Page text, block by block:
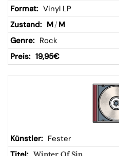
Vinyl LP
M/ M
Rock
19,95€
Fester